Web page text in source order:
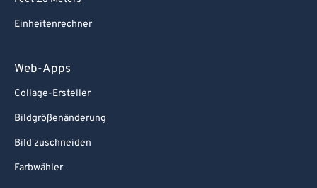
Einheitenrechner
Web-Apps
Collage-Ersteller
Bildgrößenänderung
Bild zuschneiden
Farbwähler